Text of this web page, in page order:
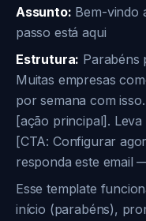
Assunto: Bem-vindo
passo está aqui
Estrutura: Parabéns
Muitas empresas
por semana com
[ação principal].
[CTA: Configurar
responda este email
Esse template
início (parabéns),